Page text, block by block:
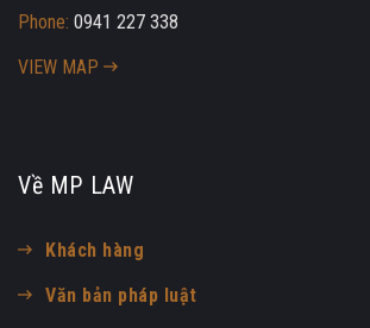
Phone: 0941 227 338
VIEW MAP
Về MP LAW
Khách hàng
Văn bản pháp luật